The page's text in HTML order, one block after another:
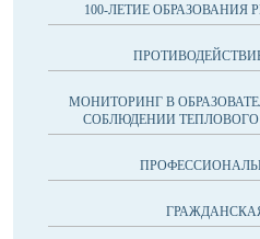
100-ЛЕТИЕ ОБРАЗОВАНИЯ
МОНИТОРИНГ В
СОБЛЮДЕНИИ